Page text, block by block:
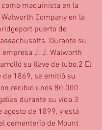
maquinista en la
Company en la
puerto de
Durante su
empresa J. J. Walworth
su llave de tubo.2 El
de 1869, se emitió su
recibio unos 80.000
durante su vida.3
agosto de 1899, y está
cementerio de Mount